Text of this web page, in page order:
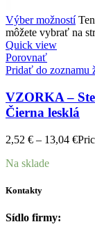
Výber možností
môžete vybrať na
Quick view
Porovnať
Pridať do zoznamu
VZORKA –
Čierna lesklá
2,52 € – 13,04 €
Na sklade
Kontakty
Sídlo firmy: